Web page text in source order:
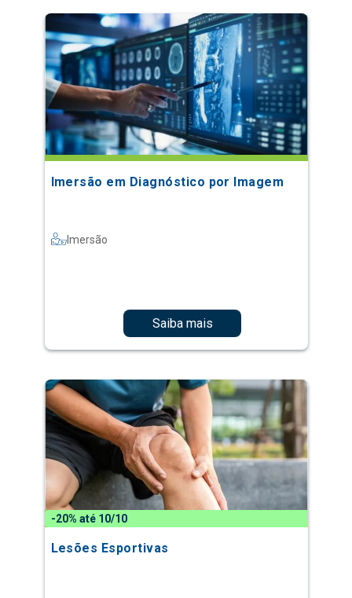
Imersão em Diagnóstico por Imagem
Imersão
Saiba mais
-20% até 10/10
Lesões Esportivas